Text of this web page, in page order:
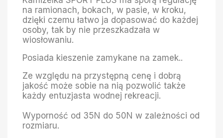
na ramionach, bokach, w pasie, w kroku,
dzięki czemu łatwo ja dopasować do każdej
osoby, tak by nie przeszkadzała w
wiosłowaniu.
Posiada kieszenie zamykane na zamek..
Ze względu na przystępną cenę i dobrą
jakość może sobie na nią pozwolić także
każdy entuzjasta wodnej rekreacji.
Wyporność od 35N do 50N w zależności od
rozmiaru.